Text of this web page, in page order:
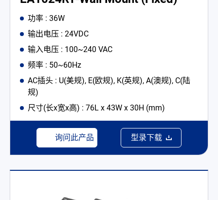
功率 : 36W
输出电压 : 24VDC
输入电压 : 100~240 VAC
频率 : 50~60Hz
AC插头 : U(美规), E(欧规), K(英规), A(澳规), C(陆
规)
尺寸(长x宽x高) : 76L x 43W x 30H (mm)
询问此产品 型录下载